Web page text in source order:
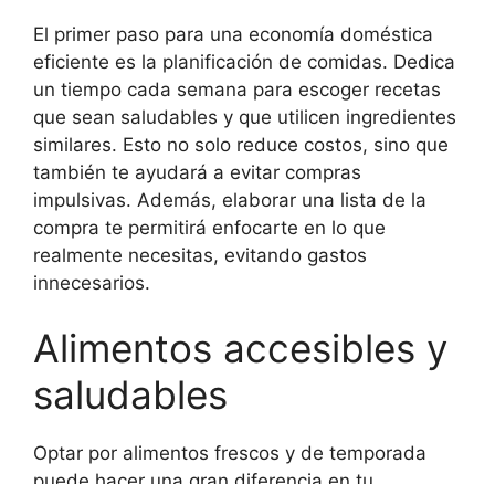
El primer paso para una economía doméstica
eficiente es la planificación de comidas. Dedica
un tiempo cada semana para escoger recetas
que sean saludables y que utilicen ingredientes
similares. Esto no solo reduce costos, sino que
también te ayudará a evitar compras
impulsivas. Además, elaborar una lista de la
compra te permitirá enfocarte en lo que
realmente necesitas, evitando gastos
innecesarios.
Alimentos accesibles y
saludables
Optar por alimentos frescos y de temporada